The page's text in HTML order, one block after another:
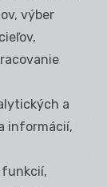
výber
a
informácií,
funkcií,